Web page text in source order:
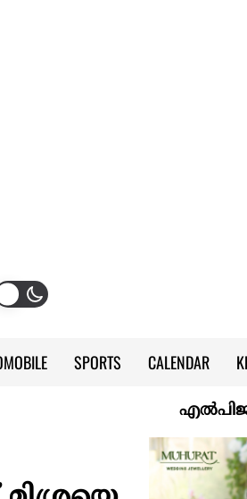
SPORTS CALENDAR
എല്‍പിജിക്ക്